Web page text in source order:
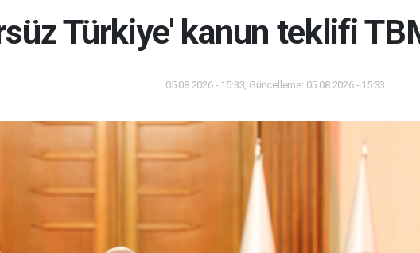
Türkiye' kanun teklifi
05.08.2026 - 15:33, Güncelleme: 05.08.2026 - 15:33